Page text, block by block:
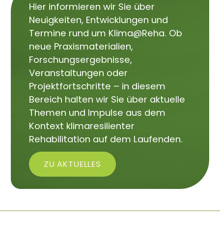
Hier informieren wir Sie über
Neuigkeiten, Entwicklungen und
Termine rund um Klima@Reha. Ob
neue Praxismaterialien,
Forschungsergebnisse,
Veranstaltungen oder
Projektfortschritte – in diesem
Bereich halten wir Sie über aktuelle
Themen und Impulse aus dem
Kontext klimaresilienter
Rehabilitation auf dem Laufenden.
ZU AKTUELLES